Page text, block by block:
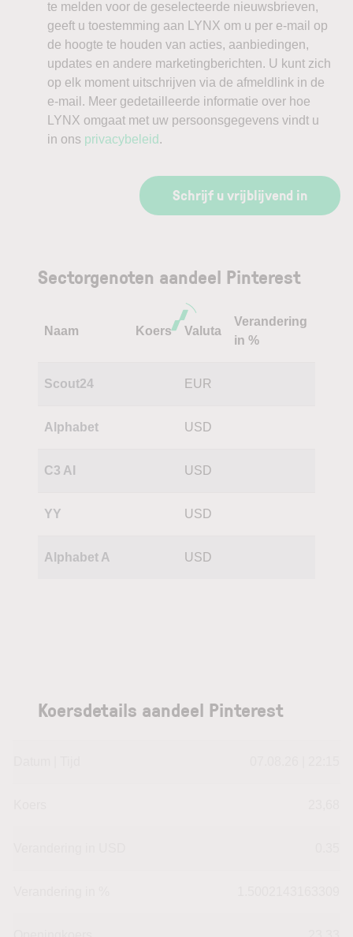
te melden voor de geselecteerde nieuwsbrieven,
geeft u toestemming aan LYNX om u per e-mail op
de hoogte te houden van acties, aanbiedingen,
updates en andere marketingberichten. U kunt zich
op elk moment uitschrijven via de afmeldlink in de
e-mail. Meer gedetailleerde informatie over hoe
LYNX omgaat met uw persoonsgegevens vindt u
in ons privacybeleid .
Schrijf u vrijblijvend in
Sectorgenoten aandeel Pinterest
Naam Koers Valuta
Verandering
in %
Scout24 EUR
Alphabet USD
C3 AI USD
YY USD
Alphabet A USD
Koersdetails aandeel Pinterest